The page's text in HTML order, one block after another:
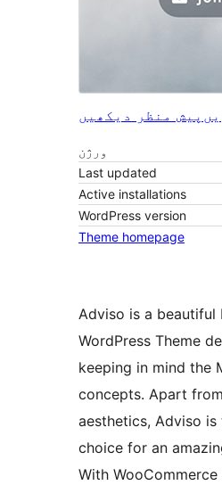
پیش منظر دیکھیں
ورژن
Last updated
Active installations
WordPress version
Theme homepage
Adviso is a beautiful
WordPress Theme
keeping in mind the
concepts. Apart
aesthetics, Adviso
choice for an
With